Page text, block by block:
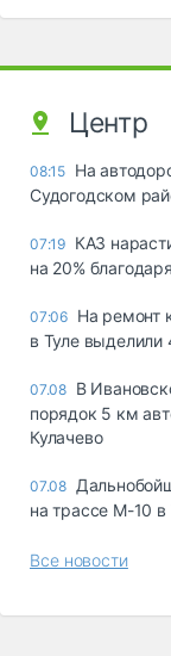
Центр
08:15 На
Судогодском
07:19 КАЗ
на 20%
07:06 На ремонт
в Туле выделили
07.08 В
порядок 5 км
Кулачево
07.08
на трассе М-10 в
Все новости